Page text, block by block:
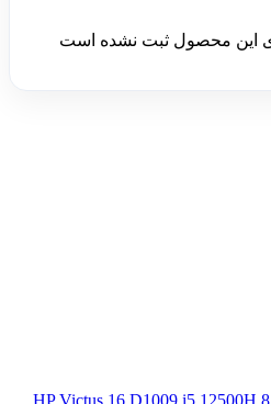
این محصول ثبت نشده است